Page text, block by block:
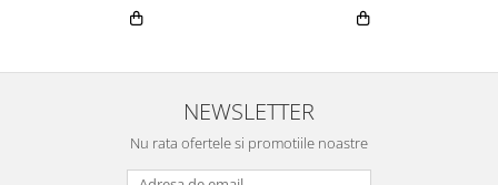
NEWSLETTER
Nu rata ofertele si promotiile noastre